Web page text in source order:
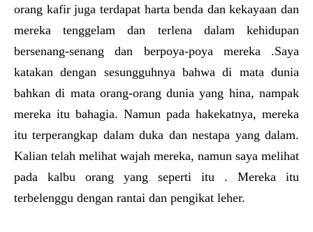
orang kafir juga terdapat harta benda dan kekayaan dan
mereka tenggelam dan terlena dalam kehidupan
bersenang-senang dan berpoya-poya mereka .Saya
katakan dengan sesungguhnya bahwa di mata dunia
bahkan di mata orang-orang dunia yang hina, nampak
mereka itu bahagia. Namun pada hakekatnya, mereka
itu terperangkap dalam duka dan nestapa yang dalam.
Kalian telah melihat wajah mereka, namun saya melihat
pada kalbu orang yang seperti itu . Mereka itu
terbelenggu dengan rantai dan pengikat leher.